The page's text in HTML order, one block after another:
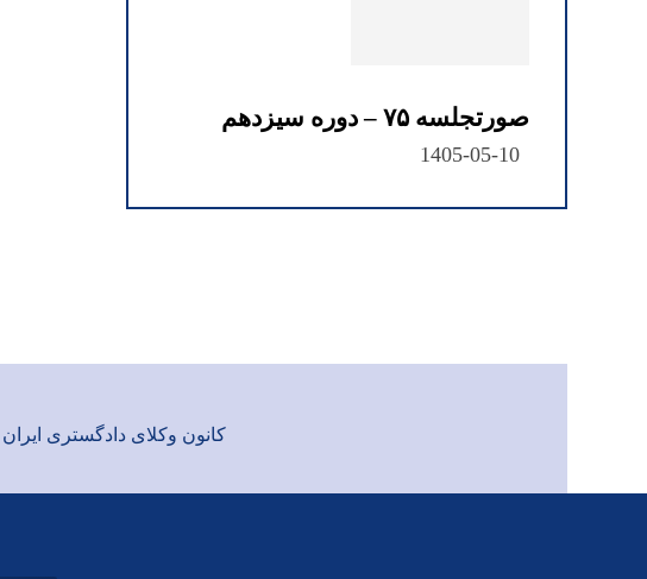
صورتجلسه ۷۵ – دوره سیزدهم
1405-05-10
کانون وکلای دادگستری ایران در سال